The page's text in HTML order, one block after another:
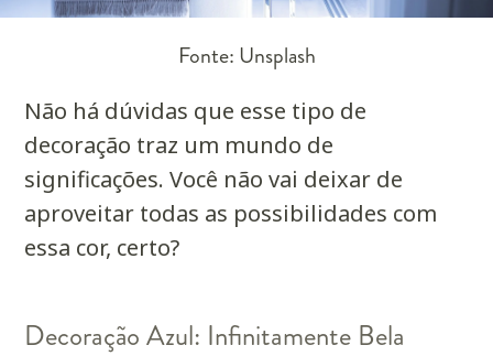
Fonte: Unsplash
Não há dúvidas que esse tipo de
decoração traz um mundo de
significações. Você não vai deixar de
aproveitar todas as possibilidades com
essa cor, certo?
Decoração Azul: Infinitamente Bela